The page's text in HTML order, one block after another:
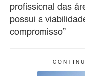
profissional das
possui a
compromisso”
C O N T I N